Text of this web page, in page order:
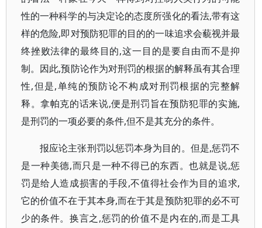
性的一种科学的与决定论的态度所强化的看法,带有这
样的危险,即对预防犯罪的目的的一味追求会藐视并最
终挫败法律的最终目的,这一目的是要自由而不是抑
制。因此,预防论作为对刑罚的根据的解释虽有其合理
性,但是,单纯的预防论不构成对刑罚根据的完整解
释。拿帕克的话来说,便是刑罚旨在预防犯罪的实施,
是刑罚的一项必要的条件,但不是其充分的条件。
报应论主张刑罚以惩罚本身为目的。但是,惩罚不
是一种美德,而只是一种不得已的东西。也就是说,惩
罚是给人造成损害的手段,不值得社会作为目的追求,
它的价值不在于其本身,而在于其是预防犯罪的必不可
少的条件。换言之,惩罚的价值不是内在的,而是工具